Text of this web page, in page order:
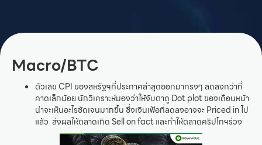
Macro/BTC
ตัวเลข CPI ของสหรัฐฯที่ประกาศล่าสุดออกมาทรงๆ ลดลงกว่าที่
คาดเล็กน้อย นักวิเคราะห์มองว่าให้จับตาดู Dot plot ของเดือนหน้า
น่าจะเห็นอะไรชัดเจนมากขึ้น ซึ่งเงินเฟ้อที่ลดลงอาจจะ Priced in ไป
แล้ว ส่งผลให้ตลาดเกิด Sell on fact และทำให้ตลาดคริปโทฯร่วง